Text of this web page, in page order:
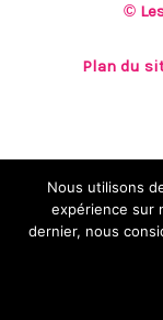
©
Plan du
Nous utilisons
expérience sur
dernier, nous